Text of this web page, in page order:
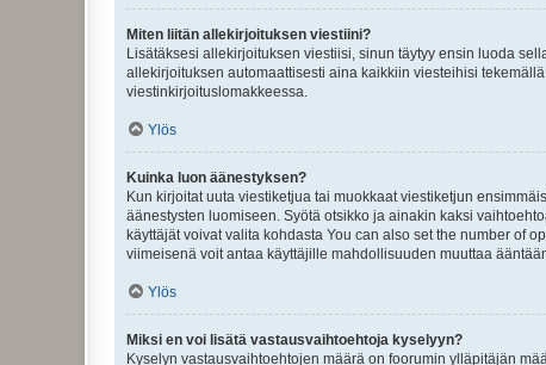
Miten liitän allekirjoituksen viestiini?
Lisätäksesi allekirjoituksen viestiisi, sinun täytyy ensin luoda
allekirjoituksen automaattisesti aina kaikkiin viesteihisi
viestinkirjoituslomakkeessa.
Ylös
Kuinka luon äänestyksen?
Kun kirjoitat uuta viestiketjua tai muokkaat viestiketjun
äänestysten luomiseen. Syötä otsikko ja ainakin kaksi
käyttäjät voivat valita kohdasta You can also set the number of
viimeisenä voit antaa käyttäjille mahdollisuuden muuttaa
Ylös
Miksi en voi lisätä vastausvaihtoehtoja kyselyyn?
Kyselyn vastausvaihtoehtojen määrä on foorumin ylläpitäjän